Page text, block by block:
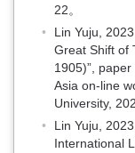
22。
Lin Yuju,
Great Shift of
1905)”,
Asia on-line
University,
Lin Yuju,
International